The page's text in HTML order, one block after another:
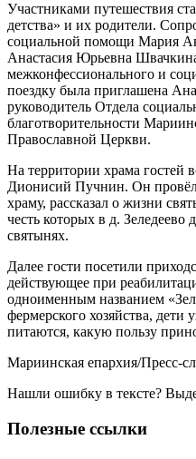
Участниками путешествия
детства» и их родители.
социальной помощи Мария
Анастасия Юрьевна
межконфессионального и
поездку была приглашена
руководитель Отдела
благотворительности
Православной Церкви.
На территории храма гостей
Дионисий Пучнин. Он провёл
храму, рассказал о жизни
честь которых в д. Зеледеево
святынях.
Далее гости посетили
действующее при
одноименным названием
фермерского хозяйства,
питаются, какую пользу
Мариинская епархия/Пресс-
Нашли ошибку в тексте?
Полезные ссылки